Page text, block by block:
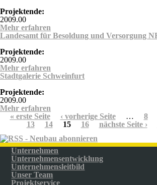
Projektende:
2009.00
Mehr erfahren
Landesamt für Besoldung und Versorgung
Projektende:
2009.00
Mehr erfahren
NRW
Stadtgalerie Schweinfurt
Projektende:
2009.00
Mehr erfahren
Seiten
« erste Seite ‹ vorherige Seite … 8
13
14 15 16 nächste Seite ›
Unternehmen
Unternehmensentwicklung
Unternehmensleitbild
Unser Team
Projektservice